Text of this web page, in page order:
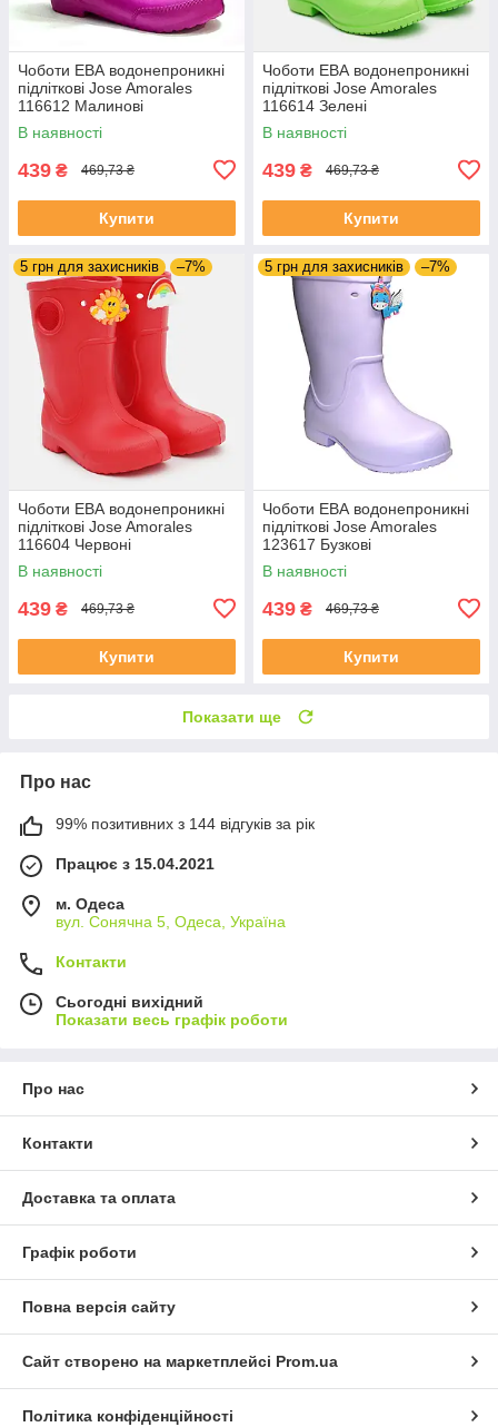
Чоботи ЕВА водонепроникні
підліткові Jose Amorales
116612 Малинові
В наявності
439 ₴ 469,73 ₴
Купити
Чоботи ЕВА водонепроникні
підліткові Jose Amorales
116614 Зелені
В наявності
439 ₴ 469,73 ₴
Купити
5 грн для захисників –7%
Чоботи ЕВА водонепроникні
підліткові Jose Amorales
116604 Червоні
В наявності
439 ₴ 469,73 ₴
Купити
5 грн для захисників –7%
Чоботи ЕВА водонепроникні
підліткові Jose Amorales
123617 Бузкові
В наявності
439 ₴ 469,73 ₴
Купити
Показати ще
Про нас
99% позитивних з 144 відгуків за рік
Працює з 15.04.2021
м. Одеса
вул. Сонячна 5, Одеса, Україна
Контакти
Сьогодні вихідний
Показати весь графік роботи
Про нас
Контакти
Доставка та оплата
Графік роботи
Повна версія сайту
Сайт створено на маркетплейсі Prom.ua
Політика конфіденційності